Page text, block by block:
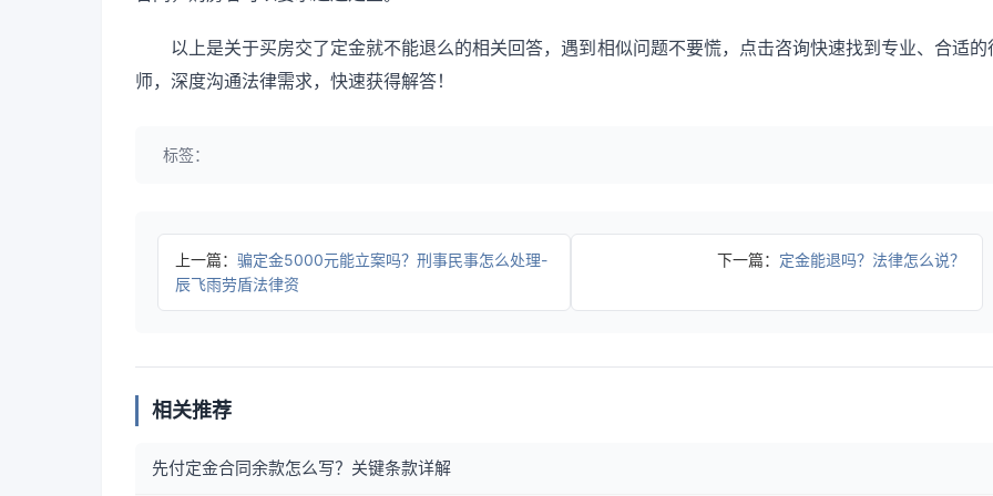
以上是关于买房交了定金就不能退么的相关回答，遇到相似问题不要慌，点击咨询快速找到专业、合适的
师，深度沟通法律需求，快速获得解答！
标签：
上一篇： 骗定金5000元能立案吗？刑事民事怎么处理-
辰飞雨劳盾法律资
下一篇： 定金能退吗？法律怎么说？
相关推荐
先付定金合同余款怎么写？关键条款详解